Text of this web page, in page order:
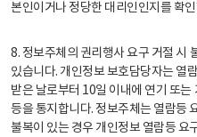
본인이거나 정당한 대리인인지를 확
8. 정보주체의 권리행사 요구 거절 시
있습니다. 개인정보 보호담당자는 열
받은 날로부터 10일 이내에 연기 또는
등을 통지합니다. 정보주체는 열람등
불복이 있는 경우 개인정보 열람등 요